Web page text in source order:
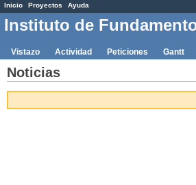
Inicio Proyectos Ayuda
Instituto de
Vistazo Actividad Peticiones Gantt
Noticias